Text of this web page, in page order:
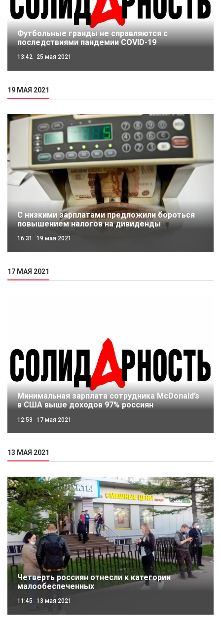
Футбольные гранды не справляются с
последствиями пандемии COVID-19
13:42 25 мая 2021
19 МАЯ 2021
С низкими зарплатами предложили бороться
повышением налогов на дивиденды
16:31 19 мая 2021
17 МАЯ 2021
Минимальная зарплата сотрудника McDonald’s
в США выше доходов 97% россиян
12:53 17 мая 2021
13 МАЯ 2021
Четверть россиян отнесли к категории
малообеспеченных
11:45 13 мая 2021